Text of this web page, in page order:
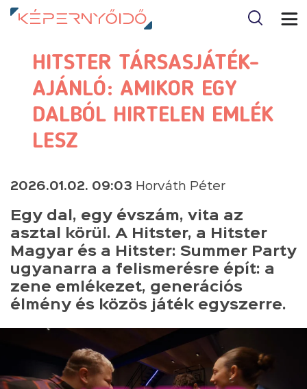
HITSTER TÁRSASJÁTÉK-
AJÁNLÓ: AMIKOR EGY
DALBÓL HIRTELEN EMLÉK
LESZ
2026.01.02. 09:03 Horváth Péter
Egy dal, egy évszám, vita az
asztal körül. A Hitster, a Hitster
Magyar és a Hitster: Summer Party
ugyanarra a felismerésre épít: a
zene emlékezet, generációs
élmény és közös játék egyszerre.